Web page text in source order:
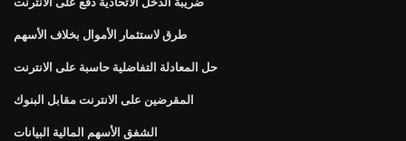
طرق لاستثمار الأموال بخلاف الأسهم
حل المعادلة التفاضلية حاسبة على الانترنت
المقرضين على الانترنت مقابل البنوك
الشفق الأسهم المالية البيانات